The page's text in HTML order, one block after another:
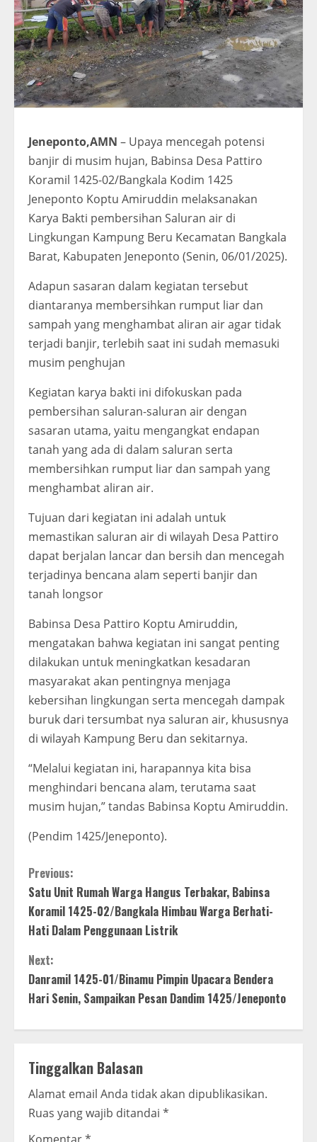
Jeneponto,AMN – Upaya mencegah potensi
banjir di musim hujan, Babinsa Desa Pattiro
Koramil 1425-02/Bangkala Kodim 1425
Jeneponto Koptu Amiruddin melaksanakan
Karya Bakti pembersihan Saluran air di
Lingkungan Kampung Beru Kecamatan Bangkala
Barat, Kabupaten Jeneponto (Senin, 06/01/2025).
Adapun sasaran dalam kegiatan tersebut
diantaranya membersihkan rumput liar dan
sampah yang menghambat aliran air agar tidak
terjadi banjir, terlebih saat ini sudah memasuki
musim penghujan
Kegiatan karya bakti ini difokuskan pada
pembersihan saluran-saluran air dengan
sasaran utama, yaitu mengangkat endapan
tanah yang ada di dalam saluran serta
membersihkan rumput liar dan sampah yang
menghambat aliran air.
Tujuan dari kegiatan ini adalah untuk
memastikan saluran air di wilayah Desa Pattiro
dapat berjalan lancar dan bersih dan mencegah
terjadinya bencana alam seperti banjir dan
tanah longsor
Babinsa Desa Pattiro Koptu Amiruddin,
mengatakan bahwa kegiatan ini sangat penting
dilakukan untuk meningkatkan kesadaran
masyarakat akan pentingnya menjaga
kebersihan lingkungan serta mencegah dampak
buruk dari tersumbat nya saluran air, khususnya
di wilayah Kampung Beru dan sekitarnya.
“Melalui kegiatan ini, harapannya kita bisa
menghindari bencana alam, terutama saat
musim hujan,” tandas Babinsa Koptu Amiruddin.
(Pendim 1425/Jeneponto).
C
o
n
t
i
n
u
e
R
Previous:
Satu Unit Rumah Warga Hangus Terbakar, Babinsa
Koramil 1425-02/Bangkala Himbau Warga Berhati-
Hati Dalam Penggunaan Listrik
Next:
Danramil 1425-01/Binamu Pimpin Upacara Bendera
Hari Senin, Sampaikan Pesan Dandim 1425/Jeneponto
Tinggalkan Balasan
Alamat email Anda tidak akan dipublikasikan.
Ruas yang wajib ditandai *